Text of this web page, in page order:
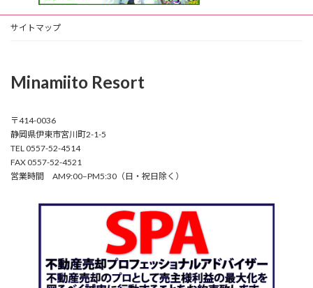
サイトマップ
Minamiito Resort
〒414-0036
静岡県伊東市宮川町2-1-5
TEL 0557-52-4514
FAX 0557-52-4521
営業時間 AM9:00–PM5:30（日・祝日除く）